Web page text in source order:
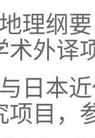
理纲
术外译
日本
项目，